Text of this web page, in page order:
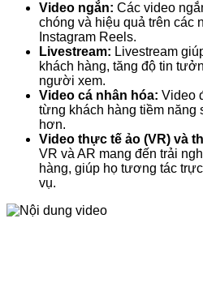
Video ngắn: Các video
chóng và hiệu quả trên các
Instagram Reels.
Livestream: Livestream
khách hàng, tăng độ tin
người xem.
Video cá nhân hóa: Video
từng khách hàng tiềm năng
hơn.
Video thực tế ảo (VR) và
VR và AR mang đến trải
hàng, giúp họ tương tác
vụ.